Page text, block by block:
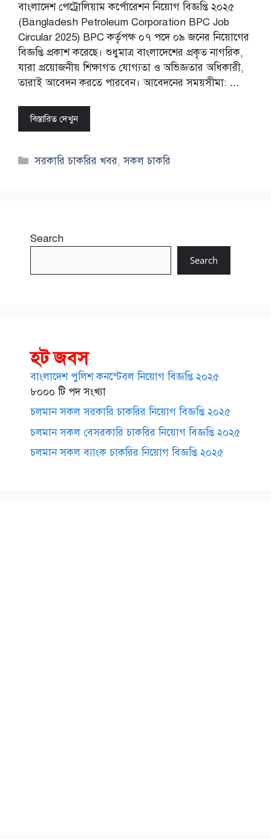
বাংলাদেশ পেট্রোলিয়াম কর্পোরেশন নিয়োগ বিজ্ঞপ্তি ২০২৫
(Bangladesh Petroleum Corporation BPC Job
Circular 2025) BPC কর্তৃপক্ষ ০৭ পদে ০৯ জনের নিয়োগের
বিজ্ঞপ্তি প্রকাশ করেছে। শুধুমাত্র বাংলাদেশের প্রকৃত নাগরিক,
যারা প্রয়োজনীয় শিক্ষাগত যোগ্যতা ও অভিজ্ঞতার অধিকারী,
তারাই আবেদন করতে পারবেন। আবেদনের সময়সীমা: …
বিস্তারিত দেখুন
Categories
সরকারি চাকরির খবর,সকল চাকরি
Search
Search
হট জবস
বাংলাদেশ পুলিশ কনস্টেবল নিয়োগ বিজ্ঞপ্তি ২০২৫
৮০০০ টি পদ সংখ্যা
চলমান সকল সরকারি চাকরির নিয়োগ বিজ্ঞপ্তি ২০২৫
চলমান সকল বেসরকারি চাকরির নিয়োগ বিজ্ঞপ্তি ২০২৫
চলমান সকল ব্যাংক চাকরির নিয়োগ বিজ্ঞপ্তি ২০২৫